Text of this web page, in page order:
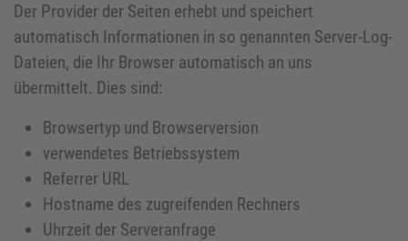
Der Provider der Seiten erhebt und speichert
automatisch Informationen in so genannten Server-Log-
Dateien, die Ihr Browser automatisch an uns
übermittelt. Dies sind:
Browsertyp und Browserversion
verwendetes Betriebssystem
Referrer URL
Hostname des zugreifenden Rechners
Uhrzeit der Serveranfrage